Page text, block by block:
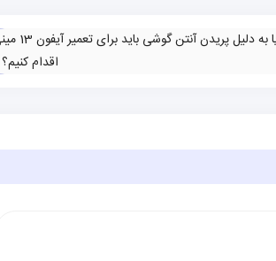
آیا به دلیل پریدن آنتن گوشی
اقدام کنیم؟